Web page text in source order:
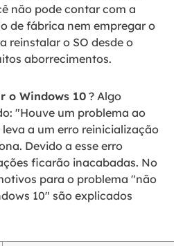
não pode contar com a
de fábrica nem empregar o
reinstalar o SO desde o
aborrecimentos.
o Windows 10? Algo
"Houve um problema ao
a um erro reinicialização
Devido a esse erro
ficarão inacabadas. No
para o problema "não
10" são explicados